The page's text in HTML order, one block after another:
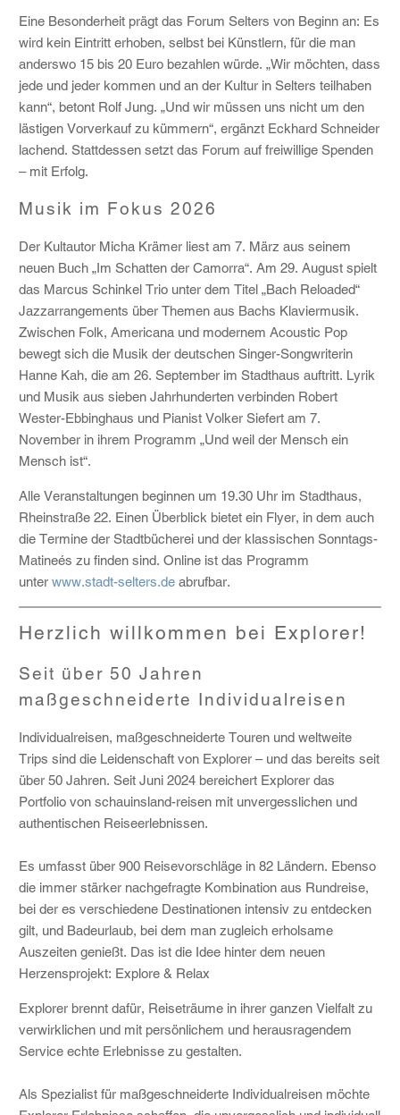
Eine Besonderheit prägt das Forum Selters von Beginn an: Es
wird kein Eintritt erhoben, selbst bei Künstlern, für die man
anderswo 15 bis 20 Euro bezahlen würde. „Wir möchten, dass
jede und jeder kommen und an der Kultur in Selters teilhaben
kann“, betont Rolf Jung. „Und wir müssen uns nicht um den
lästigen Vorverkauf zu kümmern“, ergänzt Eckhard Schneider
lachend. Stattdessen setzt das Forum auf freiwillige Spenden
– mit Erfolg.
Musik im Fokus 2026
Der Kultautor Micha Krämer liest am 7. März aus seinem
neuen Buch „Im Schatten der Camorra“. Am 29. August spielt
das Marcus Schinkel Trio unter dem Titel „Bach Reloaded“
Jazzarrangements über Themen aus Bachs Klaviermusik.
Zwischen Folk, Americana und modernem Acoustic Pop
bewegt sich die Musik der deutschen Singer-Songwriterin
Hanne Kah, die am 26. September im Stadthaus auftritt. Lyrik
und Musik aus sieben Jahrhunderten verbinden Robert
Wester-Ebbinghaus und Pianist Volker Siefert am 7.
November in ihrem Programm „Und weil der Mensch ein
Mensch ist“.
Alle Veranstaltungen beginnen um 19.30 Uhr im Stadthaus,
Rheinstraße 22. Einen Überblick bietet ein Flyer, in dem auch
die Termine der Stadtbücherei und der klassischen Sonntags-
Matineés zu finden sind. Online ist das Programm
unterwww.stadt-selters.deabrufbar.
Herzlich willkommen bei Explorer!
Seit über 50 Jahren
maßgeschneiderte Individualreisen
Individualreisen, maßgeschneiderte Touren und weltweite
Trips sind die Leidenschaft von Explorer – und das bereits seit
über 50 Jahren. Seit Juni 2024 bereichert Explorer das
Portfolio von schauinsland-reisen mit unvergesslichen und
authentischen Reiseerlebnissen.
Es umfasst über 900 Reisevorschläge in 82 Ländern. Ebenso
die immer stärker nachgefragte Kombination aus Rundreise,
bei der es verschiedene Destinationen intensiv zu entdecken
gilt, und Badeurlaub, bei dem man zugleich erholsame
Auszeiten genießt. Das ist die Idee hinter dem neuen
Herzensprojekt: Explore & Relax
Explorer brennt dafür, Reiseträume in ihrer ganzen Vielfalt zu
verwirklichen und mit persönlichem und herausragendem
Service echte Erlebnisse zu gestalten.
Als Spezialist für maßgeschneiderte Individualreisen möchte